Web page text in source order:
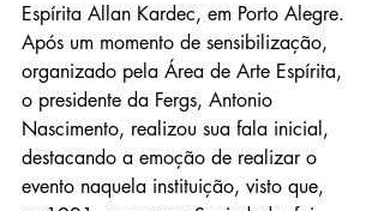
Espírita Allan Kardec, em Porto Alegre.
Após um momento de sensibilização,
organizado pela Área de Arte Espírita,
o presidente da Fergs, Antonio
Nascimento, realizou sua fala inicial,
destacando a emoção de realizar o
evento naquela instituição, visto que,